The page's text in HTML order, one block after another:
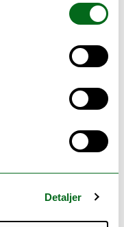
Detaljer
-
-